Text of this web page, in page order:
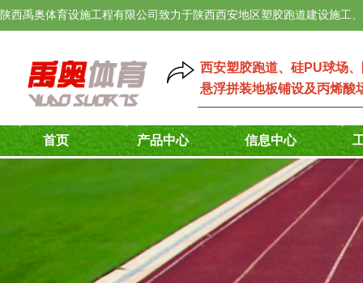
西安塑胶跑道、 硅PU球场、
悬浮拼装地板铺设及丙烯酸
陕西禹奥体育设施工程有限公司致力于陕西西安地区塑胶跑道建设施工
首页 产品中心 信息中心